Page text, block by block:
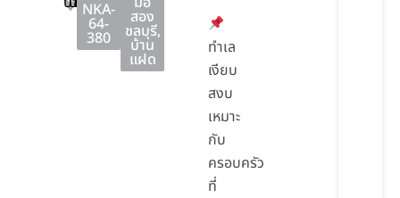
NKA-
64-
380
สอง
ชลบุรี,
บ้าน
แฝด
ทำเล
เงียบ
สงบ
เหมาะ
กับ
ครอบครัว
ที่